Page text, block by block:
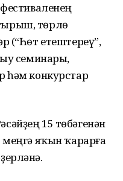
төрлө
(“Һөт етештереү”,
семинары,
һәм конкурстар
15 төбәгенән
яҡын ҡарарға